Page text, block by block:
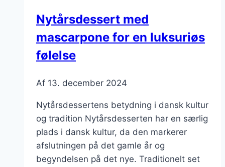
ret
Nytårsdessert med
mascarpone for en luksuriøs
følelse
Af 13. december 2024
Nytårsdessertens betydning i dansk kultur
og tradition Nytårsdesserten har en særlig
plads i dansk kultur, da den markerer
afslutningen på det gamle år og
begyndelsen på det nye. Traditionelt set